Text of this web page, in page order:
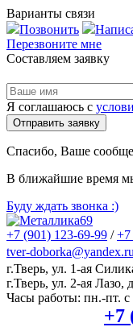
Варианты связи
Позвонить
Перезвоните мне
Составляем заявку
Я соглашаюсь с
Спасибо, Ваше
В ближайшие время
Буду ждать звонка :)
+7 (901) 123-69-99 /+7
tver-doborka@yandex.ru
г.Тверь, ул. 1-ая
г.Тверь, ул. 2-ая Лазо,
Часы работы: пн.-пт. с
+7